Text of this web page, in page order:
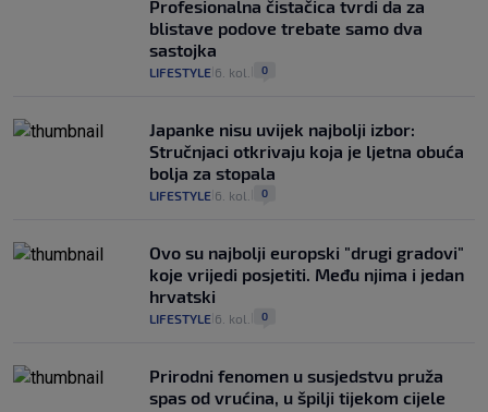
Profesionalna čistačica tvrdi da za
blistave podove trebate samo dva
sastojka
LIFESTYLE 6. kol. 0
Japanke nisu uvijek najbolji izbor:
Stručnjaci otkrivaju koja je ljetna obuća
bolja za stopala
LIFESTYLE 6. kol. 0
Ovo su najbolji europski "drugi gradovi"
koje vrijedi posjetiti. Među njima i jedan
hrvatski
LIFESTYLE 6. kol. 0
Prirodni fenomen u susjedstvu pruža
spas od vrućina, u špilji tijekom cijele